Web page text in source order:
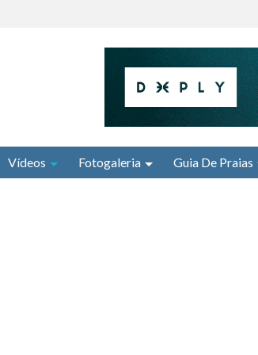
Vídeos Fotogaleria Guia De Praias